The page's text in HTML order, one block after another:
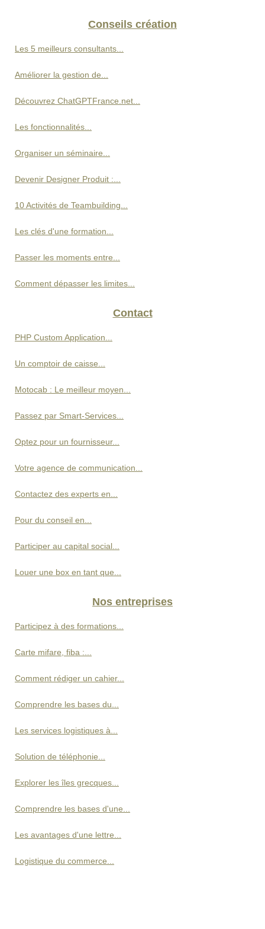
Conseils création
Les 5 meilleurs consultants...
Améliorer la gestion de...
Découvrez ChatGPTFrance.net...
Les fonctionnalités...
Organiser un séminaire...
Devenir Designer Produit :...
10 Activités de Teambuilding...
Les clés d'une formation...
Passer les moments entre...
Comment dépasser les limites...
Contact
PHP Custom Application...
Un comptoir de caisse...
Motocab : Le meilleur moyen...
Passez par Smart-Services...
Optez pour un fournisseur...
Votre agence de communication...
Contactez des experts en...
Pour du conseil en...
Participer au capital social...
Louer une box en tant que...
Nos entreprises
Participez à des formations...
Carte mifare, fiba :...
Comment rédiger un cahier...
Comprendre les bases du...
Les services logistiques à...
Solution de téléphonie...
Explorer les îles grecques...
Comprendre les bases d'une...
Les avantages d'une lettre...
Logistique du commerce...